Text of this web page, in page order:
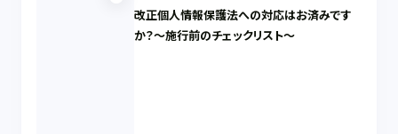
改正個人情報保護法への対応はお済みです
か？～施行前のチェックリスト～